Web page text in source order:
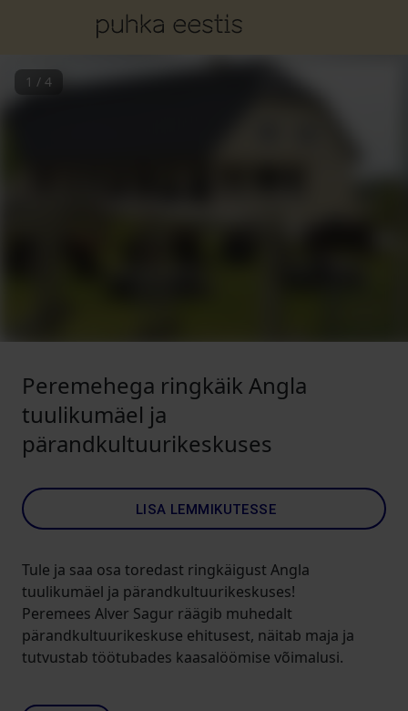
1 / 4
Peremehega ringkäik Angla
tuulikumäel ja
pärandkultuurikeskuses
LISA LEMMIKUTESSE
Tule ja saa osa toredast ringkäigust Angla
tuulikumäel ja pärandkultuurikeskuses!
Peremees Alver Sagur räägib muhedalt
pärandkultuurikeskuse ehitusest, näitab maja ja
tutvustab töötubades kaasalöömise võimalusi.